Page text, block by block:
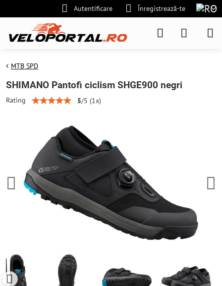
Autentificare Înregistrează-te
MTB SPD
SHIMANO Pantofi ciclism SHGE900 negri
Rating 5/5 (1x)